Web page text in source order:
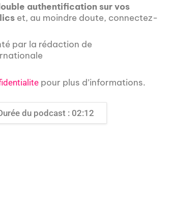
authentification sur vos
et, au moindre doute, connectez-
par la rédaction de
pour plus d’informations.
du podcast : 02:12